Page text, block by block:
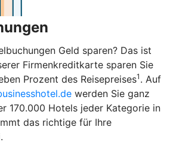
Geld sparen? Das ist
Firmenkreditkarte sparen Sie
Prozent des Reisepreises1 . Auf
werden Sie ganz
170.000 Hotels jeder Kategorie in
das richtige für Ihre